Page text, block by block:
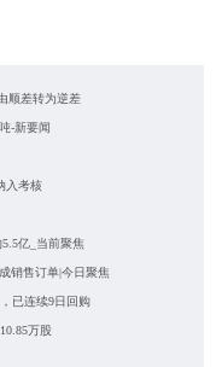
顺差转为逆差
-新要闻
入考核
亿_当前聚焦
销售订单|今日聚焦
已连续9日回购
万股